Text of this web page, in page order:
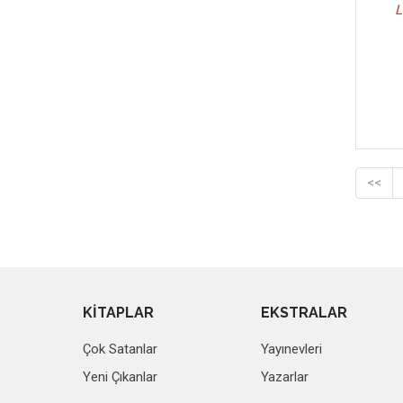
<<
KİTAPLAR
Çok Satanlar
Yeni Çıkanlar
EKSTRALAR
Yayınevleri
Yazarlar